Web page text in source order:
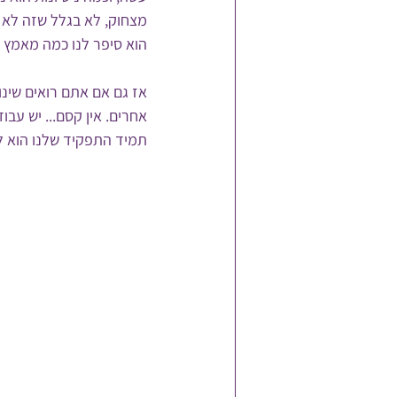
מצחוק, לא בגלל שזה
הוא סיפר לנו כמה מאמץ
אז גם אם אתם רואים
אחרים. אין קסם... יש
תמיד התפקיד שלנו